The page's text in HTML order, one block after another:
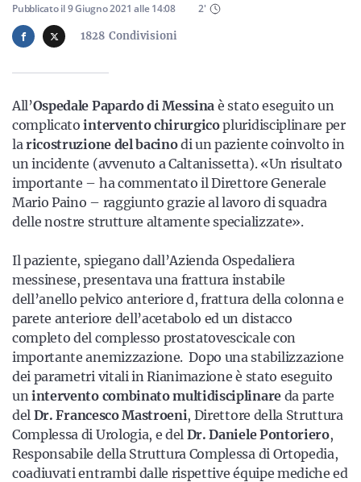
Resta sempre aggiornato con le ultime news, iscriviti alla
Iscriviti
1828 Condivisioni
Pubblicato il9 Giugno 2021 alle14:08 2'
All’Ospedale Papardo di Messina è stato eseguito un
complicatointervento chirurgicopluridisciplinare per
laricostruzione del bacinodi un paziente coinvolto in
un incidente (avvenuto a Caltanissetta). «Un risultato
importante – ha commentato il Direttore Generale
Mario Paino – raggiunto grazie al lavoro di squadra
delle nostre strutture altamente specializzate».
Il paziente, spiegano dall’Azienda Ospedaliera
messinese, presentava una frattura instabile
dell’anello pelvico anteriore d, frattura della colonna e
parete anteriore dell’acetabolo ed un distacco
completo del complesso prostatovescicale con
importante anemizzazione. Dopo una stabilizzazione
dei parametri vitali in Rianimazione è stato eseguito
unintervento combinato multidisciplinareda parte
del Dr. Francesco Mastroeni, Direttore della Struttura
Complessa di Urologia, e del Dr. Daniele Pontoriero,
Responsabile della Struttura Complessa di Ortopedia,
coadiuvati entrambi dalle rispettive équipe mediche ed